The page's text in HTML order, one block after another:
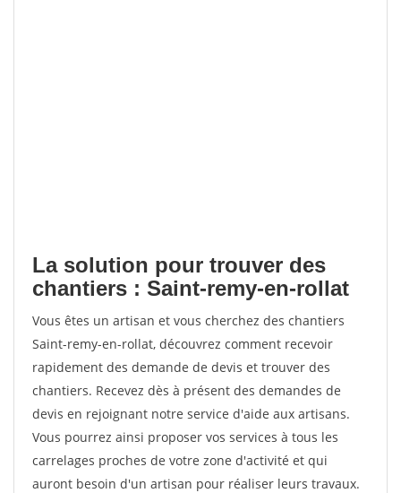
La solution pour trouver des
chantiers : Saint-remy-en-rollat
Vous êtes un artisan et vous cherchez des chantiers
Saint-remy-en-rollat, découvrez comment recevoir
rapidement des demande de devis et trouver des
chantiers. Recevez dès à présent des demandes de
devis en rejoignant notre service d'aide aux artisans.
Vous pourrez ainsi proposer vos services à tous les
carrelages proches de votre zone d'activité et qui
auront besoin d'un artisan pour réaliser leurs travaux.